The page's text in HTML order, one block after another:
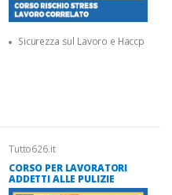
Sicurezza sul Lavoro e Haccp
Tutto626.it
CORSO PER LAVORATORI
ADDETTI ALLE PULIZIE